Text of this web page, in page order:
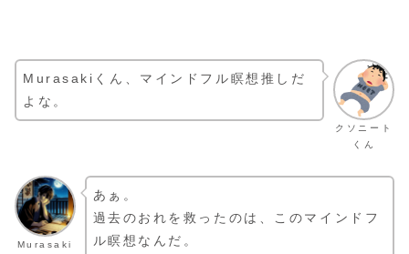
クソニート
くん
Murasakiくん、マインドフル瞑想推しだ
よな。
Murasaki
あぁ。
過去のおれを救ったのは、このマインドフ
ル瞑想なんだ。